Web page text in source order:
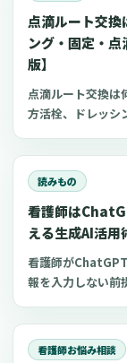
点滴ルート交換
ング・固定・
版】
点滴ルート交換は
方活栓、ドレッシ
読みもの
看護師は
える生成AI活用
看護師が
報を入力しない前
看護師お悩み相談